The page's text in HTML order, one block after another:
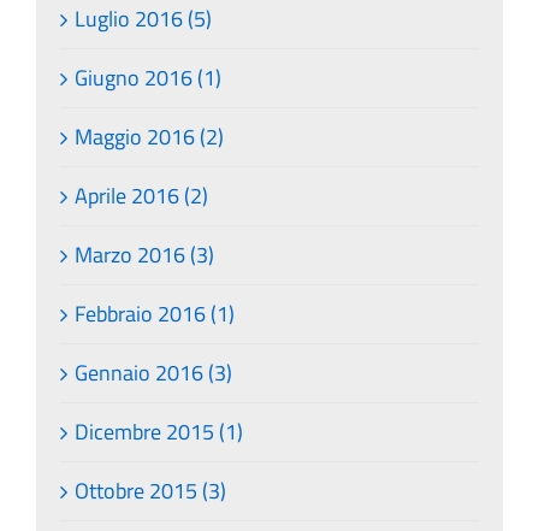
Luglio 2016 (5)
Giugno 2016 (1)
Maggio 2016 (2)
Aprile 2016 (2)
Marzo 2016 (3)
Febbraio 2016 (1)
Gennaio 2016 (3)
Dicembre 2015 (1)
Ottobre 2015 (3)